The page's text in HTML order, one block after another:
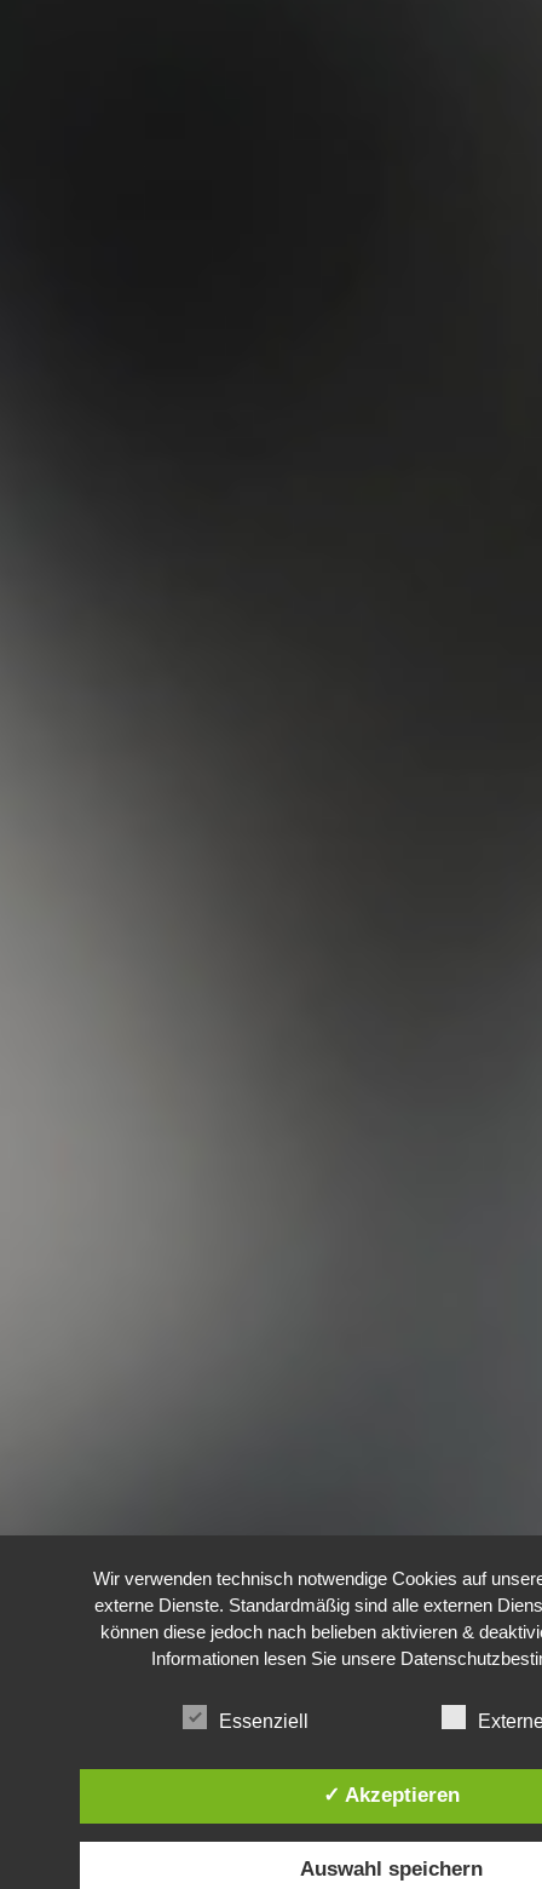
Wir verwenden technisch notwendige Cookies auf
externe Dienste. Standardmäßig sind alle externen
können diese jedoch nach belieben aktivieren &
Informationen lesen Sie unsere
Essenziell
✓ Akzeptieren
Auswahl speichern